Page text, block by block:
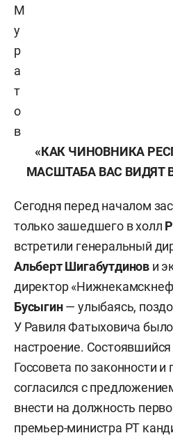
М
у
р
а
т
о
в
«КАК ЧИНОВНИКА
МАСШТАБА ВАС ВИДЯТ
Сегодня перед началом
только зашедшего в холл
встретили генеральный
Альберт Шигабутдинов и
директор
Бусыгин— улыбаясь,
У Равиля Фатыховича
настроение.
Госсовета по законности и
согласился с
внести на должность
премьер-министра РТ